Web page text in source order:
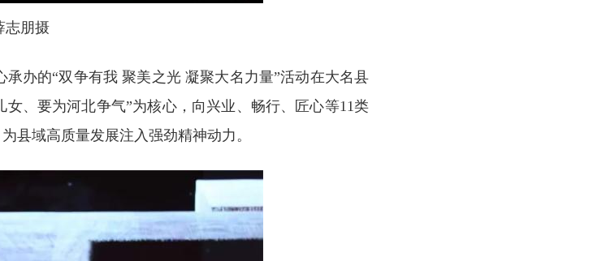
志朋摄
办的“双争有我 聚美之光 凝聚大名力量”活动在大名县
、要为河北争气”为核心，向兴业、畅行、匠心等11类
县域高质量发展注入强劲精神动力。